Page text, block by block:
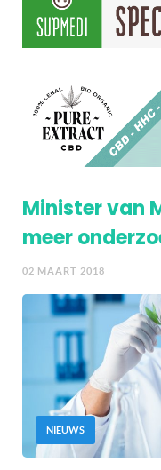
Minister van
meer
02 MAART 2018
NIEUWS